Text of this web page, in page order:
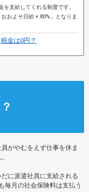
支給してくれる制度です。
おおよそ日給 × 80%」
となりま
金は0円？
がやむをえず仕事を休ま
に派遣社員に支給される
毎月の社会保険料は支払う